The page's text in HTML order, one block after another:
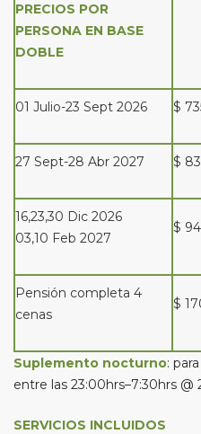
PRECIOS POR
PERSONA EN BASE
DOBLE
01 Julio-23 Sept 2026 $
27 Sept-28 Abr 2027 $
16,23,30 Dic 2026
03,10 Feb 2027
$
Pensión completa 4
cenas
$
Suplemento nocturno:
entre las 23:00hrs–7:30hrs @
SERVICIOS INCLUIDOS